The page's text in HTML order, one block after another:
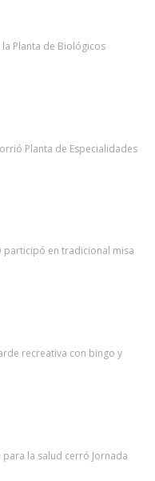
Planta de Biológicos
Planta de Especialidades
participó en tradicional misa
recreativa con bingo y
la salud cerró Jornada